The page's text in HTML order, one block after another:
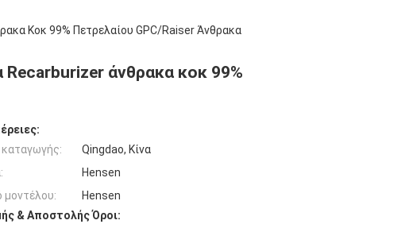
Κοκ 99% Πετρελαίου GPC/Raiser Άνθρακα
άνθρακα κοκ 99%
Qingdao, Κίνα
Hensen
μοντέλου:
Hensen
& Αποστολής Όροι: